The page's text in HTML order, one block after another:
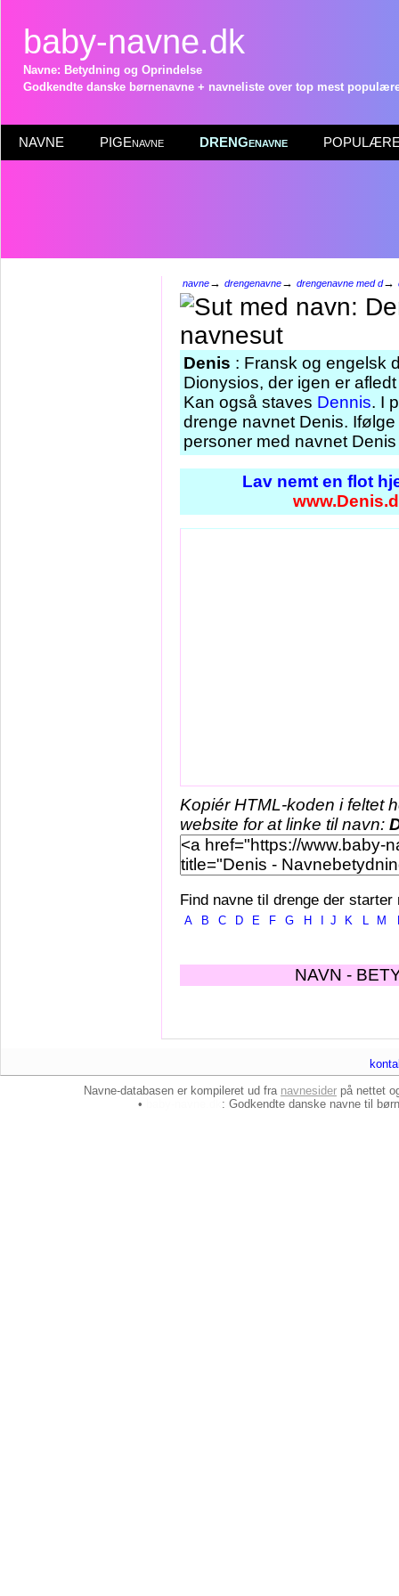
baby-navne.dk
Navne: Betydning og Oprindelse
Godkendte danske børnenavne + navneliste over top mest
NAVNE PIGEnavne DRENGenavne POPULÆRE
navne→ drengenavne→ drengenavne med d→
Denis : Fransk og engelsk
Dionysios, der igen er
Kan også staves Dennis. I
drenge navnet Denis.
personer med navnet
Lav nemt en flot
Kopiér HTML-koden i feltet
website for at linke til navn:
Find navne til drenge der starter
A B C D E F G H J K L M
NAVN -
Navne-databasen er kompileret ud fra navnesider på nettet
•
: Godkendte danske navne til børn